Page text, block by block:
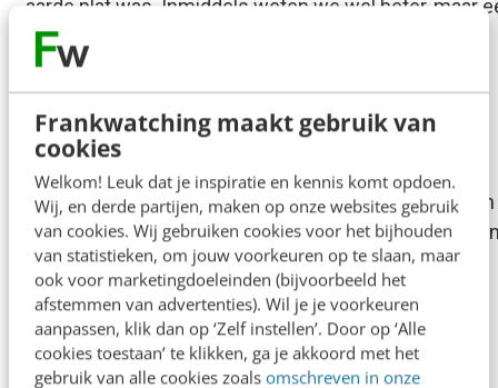
Frankwatching maakt gebruik van
cookies
Welkom! Leuk dat je inspiratie en kennis komt opdoen.
Wij, en derde partijen, maken op onze websites gebruik
van cookies. Wij gebruiken cookies voor het bijhouden
van statistieken, om jouw voorkeuren op te slaan, maar
ook voor marketingdoeleinden (bijvoorbeeld het
afstemmen van advertenties). Wil je je voorkeuren
aanpassen, klik dan op ‘Zelf instellen’. Door op ‘Alle
cookies toestaan’ te klikken, ga je akkoord met het
gebruik van alle cookies zoals omschreven in onze
aarde plat was. Inmiddels weten we wel beter, maar
nieuwe discussie komt op: virtueel kan ook…
KLANTCONTACT & CX
Mobiel: mooi, mooier, mooist
[[image:mdapro1.jpg::right:1]]In de zomervakantie van
2005 ging er voor me een wereld open toen ik
met mijn eerste mobiele Pocket PC Phone of MDA…
Frank Janssen· 20 jaar geleden
KLANTCONTACT & CX